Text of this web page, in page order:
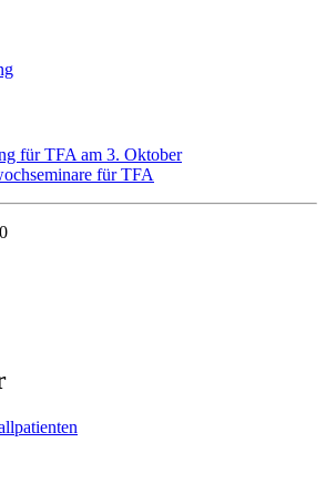
für TFA am 3. Oktober
für TFA